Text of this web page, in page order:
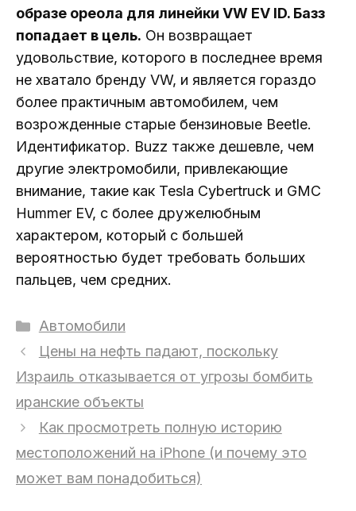
образе ореола для линейки VW EV ID. Базз
попадает в цель. Он возвращает
удовольствие, которого в последнее время
не хватало бренду VW, и является гораздо
более практичным автомобилем, чем
возрожденные старые бензиновые Beetle.
Идентификатор. Buzz также дешевле, чем
другие электромобили, привлекающие
внимание, такие как Tesla Cybertruck и GMC
Hummer EV, с более дружелюбным
характером, который с большей
вероятностью будет требовать больших
пальцев, чем средних.
Рубрики
Автомобили
Цены на нефть падают, поскольку
Израиль отказывается от угрозы бомбить
иранские объекты
Как просмотреть полную историю
местоположений на iPhone (и почему это
может вам понадобиться)